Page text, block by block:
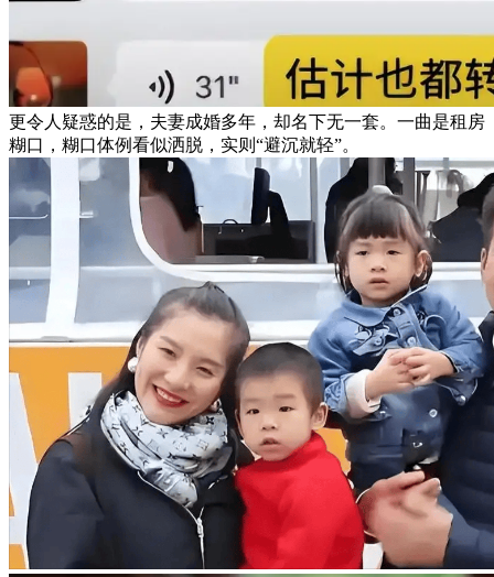
更令人疑惑的是，夫妻成婚多年，却名下无一套。一曲是租房
糊口，糊口体例看似洒脱，实则“避沉就轻”。